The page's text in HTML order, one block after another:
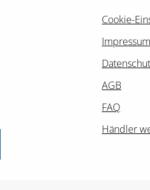
Cookie-
Impressum
AGB
FAQ
Händler